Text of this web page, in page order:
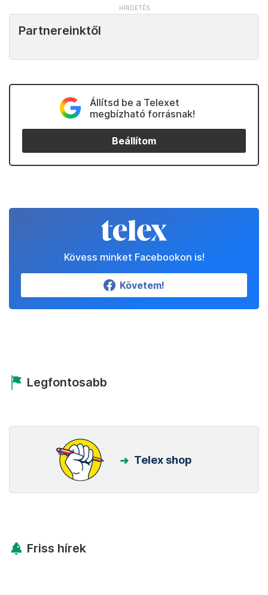
Partnereinktől
Állítsd be a Telexet
megbízható forrásnak!
Beállítom
Kövess minket Facebookon is!
Követem!
Legfontosabb
Telex shop
Friss hírek